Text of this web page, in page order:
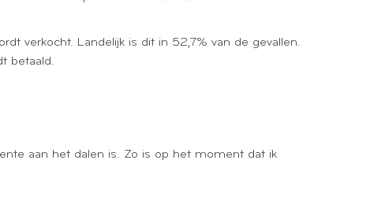
verkocht. Landelijk is dit in 52,7% van de gevallen.
betaald.
aan het dalen is. Zo is op het moment dat ik